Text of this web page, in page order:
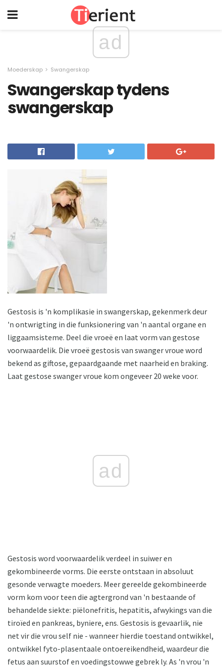
ad
Moederskap Swangerskap
Swangerskap tydens
swangerskap
Gestosis is 'n komplikasie in swangerskap, gekenmerk deur
'n ontwrigting in die funksionering van 'n aantal organe en
liggaamsisteme. Deel die vroeë en laat vorm van gestose
voorwaardelik. Die vroeë gestosis van swanger vroue word
bekend as giftose, gepaardgaande met naarheid en braking.
Laat gestose swanger vroue kom ongeveer 20 weke voor.
ad
Gestosis word voorwaardelik verdeel in suiwer en
gekombineerde vorms. Die eerste ontstaan ​​in absoluut
gesonde verwagte moeders. Meer gereelde gekombineerde
vorm kom voor teen die agtergrond van 'n bestaande of
behandelde siekte: piëlonefritis, hepatitis, afwykings van die
tiroïed en pankreas, byniere, ens. Gestosis is gevaarlik, nie
net vir die vrou self nie - wanneer hierdie toestand ontwikkel,
ontwikkel fyto-plasentaale ontoereikendheid, waardeur die
fetus aan suurstof en voedingstowwe gebrek ly. As 'n vrou 'n